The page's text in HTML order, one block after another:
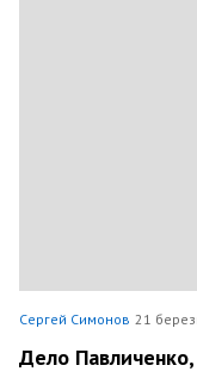
Сергей Симонов 21
Дело